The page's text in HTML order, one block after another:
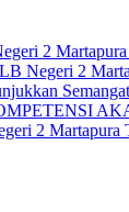
2
Negeri 2
2